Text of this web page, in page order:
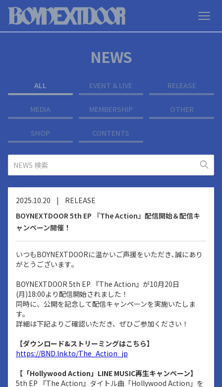
NEWS
ALL EVENT & LIVE RELEASE
MEDIA MEMBERSHIP OTHER
SHOP CONTENTS
2025.10.20 |
RELEASE
BOYNEXTDOOR 5th EP 『The Action』配信開始＆配信キ
ャンペーン開催！
いつもBOYNEXTDOORに温かいご声援をいただき､誠にあり
がとうございます｡
BOYNEXTDOOR 5th EP 『The Action』が10月20日
(月)18:00より配信開始されました！
同時に、公開を記念して配信キャンペーンを実施いたしま
す。
詳細は下記よりご確認いただき、ぜひご参加ください！
【ダウンロード&ストリーミングはこちら】
https://BND.lnk.to/The_Action_jp
【「Hollywood Action」LINE MUSIC再生キャンペーン】
5th EP 『The Action』タイトル曲「Hollywood Action」を